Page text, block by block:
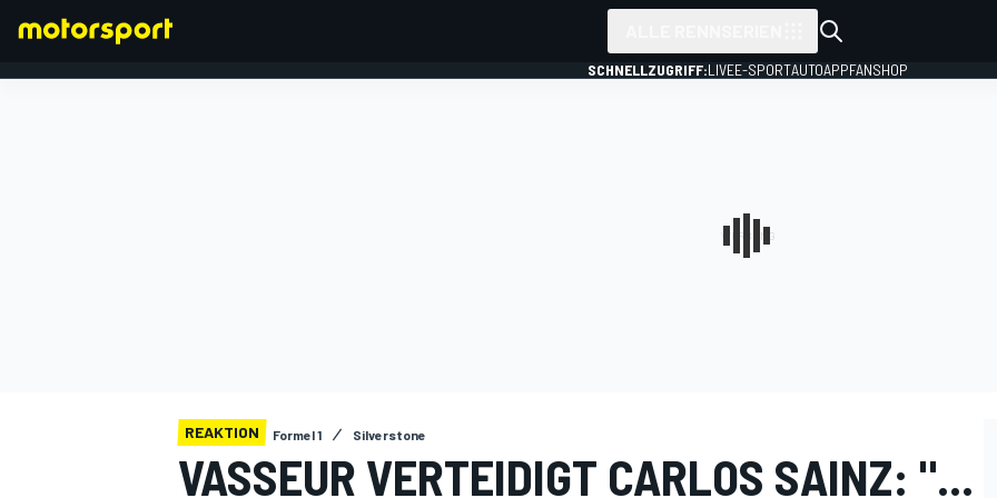
SCHNELLZUGRIFF:LIVEE-SPORTAUTOAPPFANSHOP
REAKTION Formel 1 Silverstone
VASSEUR VERTEIDIGT CARLOS SAINZ: "...